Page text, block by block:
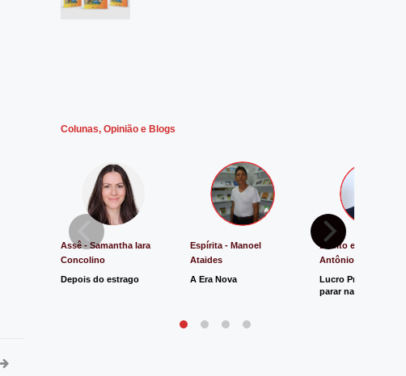
Colunas, Opinião e Blogs
Assê - Samantha Iara
Concolino
Depois do estrago
Espírita - Manoel
Ataides
A Era Nova
Direito e Justiça -
Antônio de Souza
Lucro Presumido
parar na Justiça